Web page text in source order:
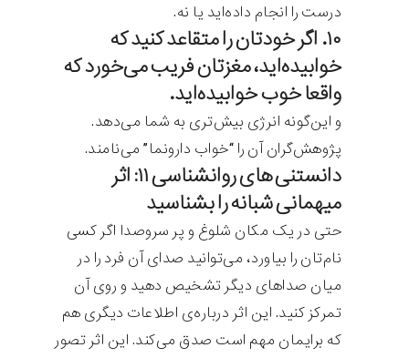
درست را انجام داده‌اید یا نه.
۱۰. اگر خودتان را متقاعد کنید که
خوابیده‌اید، مغزتان فریب می‌خورد که
واقعا خوب خوابیده‌اید.
و این‌گونه انرژی بیش‌تری به شما می‌دهد.
پژوهش‌گران آن را “خواب دارونما” می‌نامند.
دانستنی های روانشناسی ۱۱: اثر
میهمانی شبانه را بشناسید
حتی در یک مکان شلوغ و پر سروصدا اگر کسی
نام‌تان را بیاورد، می‌توانید صدای آن فرد را در
میان صداهای دیگر تشخیص دهید و روی آن
تمرکز کنید. این اثر درباره‌ی اطلاعات دیگری هم
که برایمان مهم است صدق می‌کند. این اثر تصور